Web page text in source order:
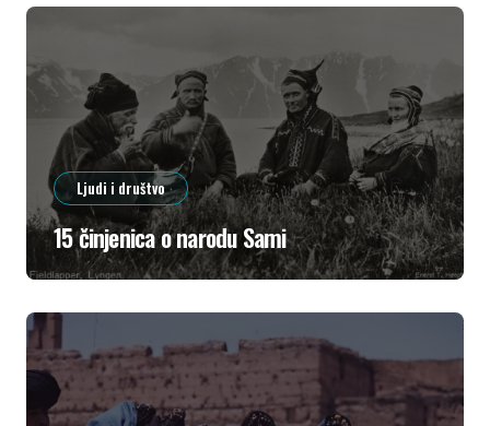
Ljudi i društvo
15 činjenica o narodu Sami